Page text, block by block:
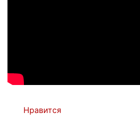
Нравится